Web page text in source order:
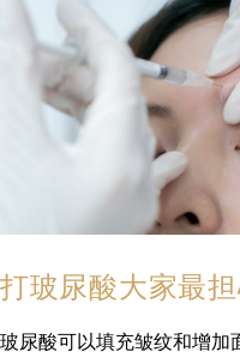
打玻尿酸大家最
玻尿酸可以填充皱纹和增加